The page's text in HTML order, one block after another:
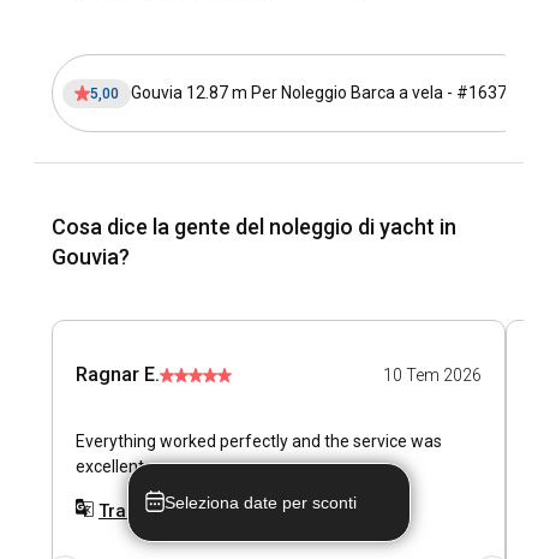
5,00 Gouvia 12.87 m Per Noleggio Barca a vela - #16378
Cosa dice la gente del noleggio di yacht in
Gouvia?
Ragnar E. 10 Tem 2026
Everything worked perfectly and the service was
excellent
Tradurre in Italiano (IT)
Seleziona date per sconti